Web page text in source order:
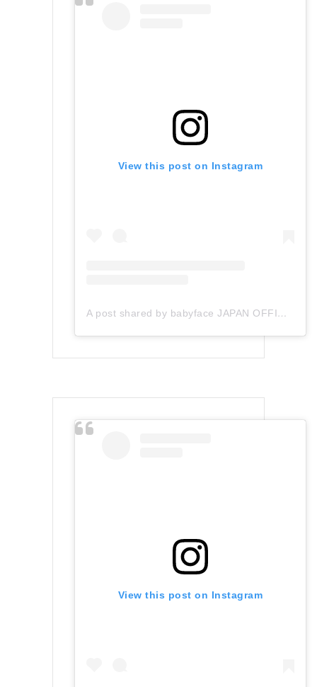
View this post on Instagram
A post shared by babyface JAPAN OFFICIAL (@babyface_japan)
View this post on Instagram